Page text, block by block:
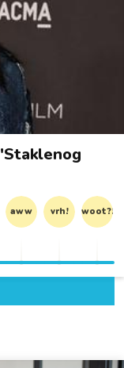
aww vrh! woot?!